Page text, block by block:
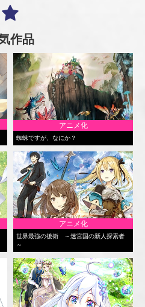
作品
アニメ化
蜘蛛ですが、なにか？
アニメ化
世界最強の後衛 ～迷宮国の新人探索者
～